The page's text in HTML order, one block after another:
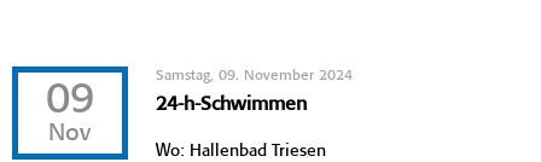
09
Nov
Samstag, 09. November 2024
24-h-Schwimmen
Wo: Hallenbad Triesen